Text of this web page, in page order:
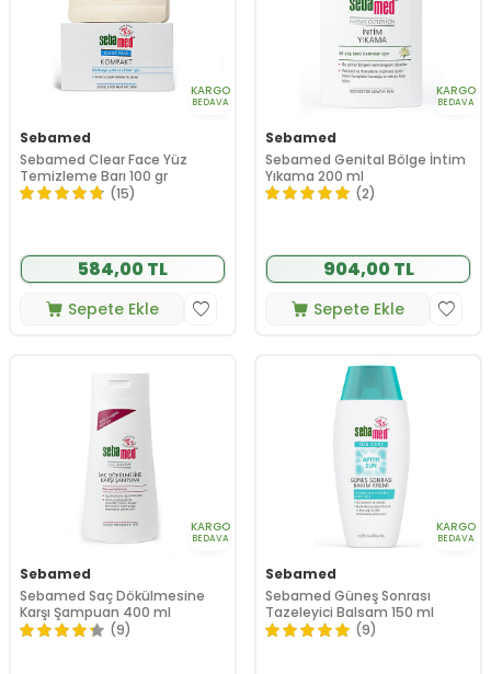
KARGO
BEDAVA
Sebamed
Sebamed Clear Face Yüz
Temizleme Barı 100 gr
(15)
584,00 TL
Sepete Ekle
KARGO
BEDAVA
Sebamed
Sebamed Genital Bölge İntim
Yıkama 200 ml
(2)
904,00 TL
Sepete Ekle
KARGO
BEDAVA
Sebamed
Sebamed Saç Dökülmesine
Karşı Şampuan 400 ml
(9)
KARGO
BEDAVA
Sebamed
Sebamed Güneş Sonrası
Tazeleyici Balsam 150 ml
(9)